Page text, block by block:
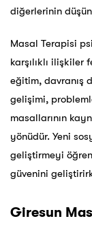
diğerlerinin
Masal Terapisi
karşılıklı
eğitim, davranış
gelişimi,
masallarının
yönüdür. Yeni
geliştirmeyi
güvenini
Giresun